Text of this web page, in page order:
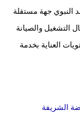
النبوي جهة مستقلة
التشغيل والصيانة
العناية بخدمة
الشريفة